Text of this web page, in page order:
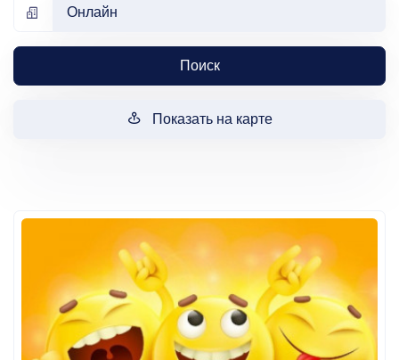
Онлайн
Поиск
Показать на карте